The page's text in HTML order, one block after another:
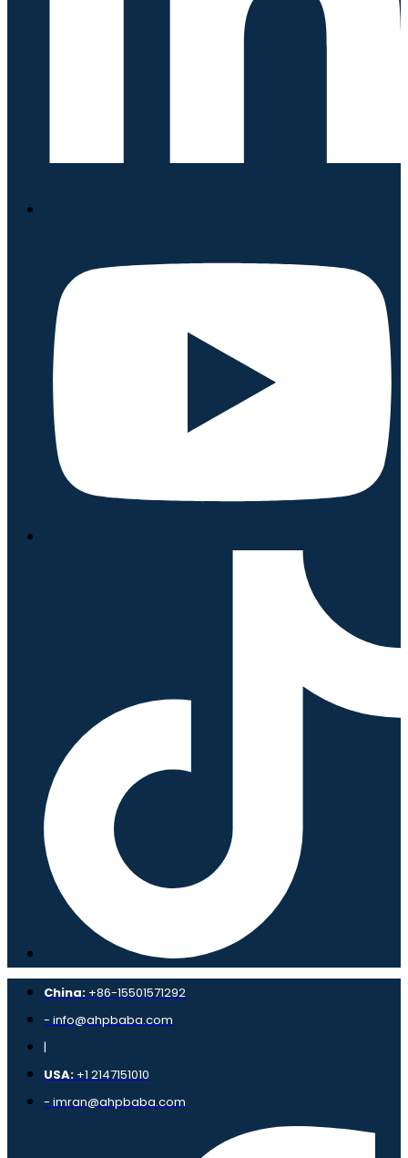
China: +86-15501571292
- info@ahpbaba.com
|
USA: +1 2147151010
- imran@ahpbaba.com